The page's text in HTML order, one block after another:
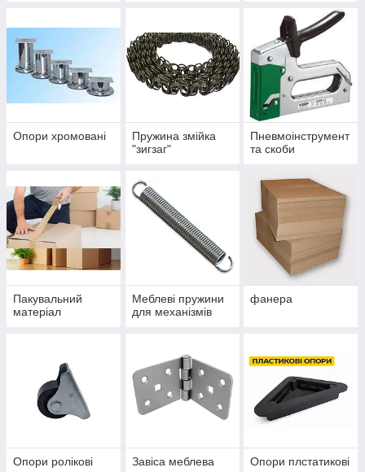
Опори хромовані
Пружина змійка
"зигзаг"
Пневмоінструмент
та скоби
Пакувальний
матеріал
Меблеві пружини
для механізмів
фанера
Опори ролікові Завіса меблева Опори плстатикові